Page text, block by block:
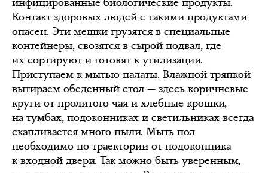
Контакт здоровых людей с такими продуктами
опасен. Эти мешки грузятся в специальные
контейнеры, свозятся в сырой подвал, где
их сортируют и готовят к утилизации.
Приступаем к мытью палаты. Влажной тряпкой
вытираем обеденный стол — здесь коричневые
круги от пролитого чая и хлебные крошки,
на тумбах, подоконниках и светильниках всегда
скапливается много пыли. Мыть пол
необходимо по траектории от подоконника
к входной двери. Так можно быть уверенным,